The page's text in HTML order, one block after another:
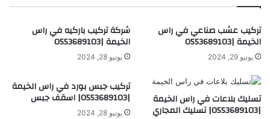
تركيب عشب صناعي في راس
الخيمة |0553689103
يونيو 29, 2024
شركة تركيب باركيه في راس
الخيمة |0553689103
يونيو 28, 2024
تسليك بلاعات في راس الخيمة
|0553689103| تسليك المجاري
تركيب جبس بورد في راس الخيمة
|0553689103| اسقف جبس
يونيو 28, 2024